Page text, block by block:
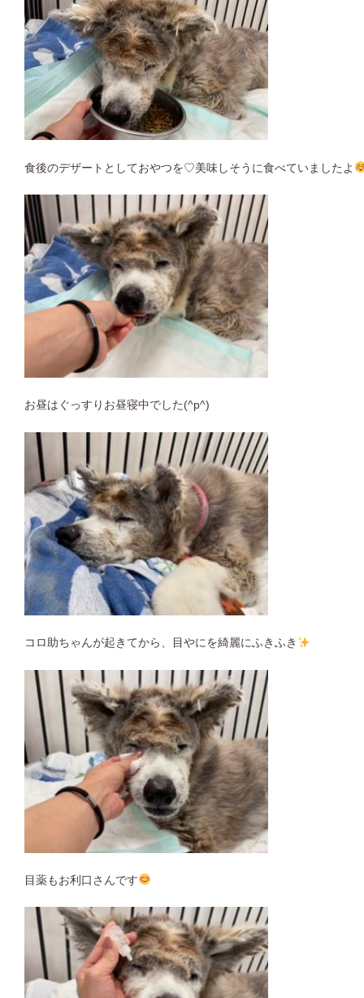
食後のデザートとしておやつを♡美味しそうに食べていましたよ
お昼はぐっすりお昼寝中でした(^p^)
コロ助ちゃんが起きてから、目やにを綺麗にふきふき
目薬もお利口さんです